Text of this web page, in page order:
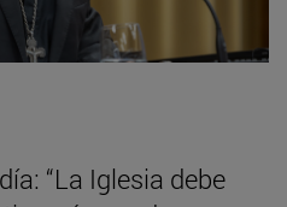
“La Iglesia debe